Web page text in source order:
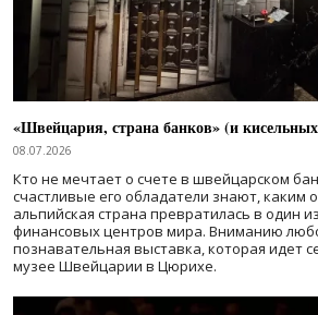
«Швейцария, страна банков» (и кисельных
08.07.2026
Кто не мечтает о счете в швейцарском
счастливые его обладатели знают, каким
альпийская страна превратилась в один
финансовых центров мира. Вниманию
познавательная выставка, которая идет
музее Швейцарии в Цюрихе.